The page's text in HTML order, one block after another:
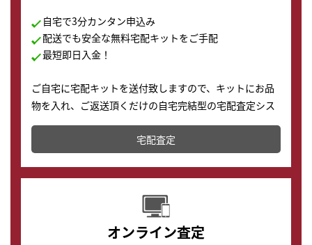
自宅で3分カンタン申込み
配送でも安全な無料宅配キットをご手配
最短即日入金！
ご自宅に宅配キットを送付致しますので、キットにお品
物を入れ、ご返送頂くだけの自宅完結型の宅配査定シス
テムです。
配送でも簡単&安全に査定・買取に出すことが可能で
す。
宅配査定
オンライン査定